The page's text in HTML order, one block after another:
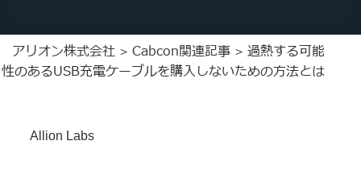
アリオン株式会社 >Cabcon関連記事 >過熱する可能
性のあるUSB充電ケーブルを購入しないための方法とは
Allion Labs